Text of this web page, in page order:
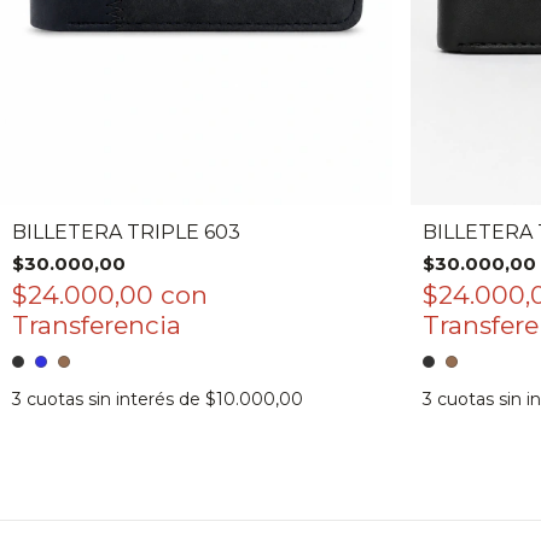
BILLETERA TRIPLE 603
$30.000,00
$24.000,00 con
3 cuotas sin interés de $10.000,00
BILLETERA
$30.000,00
3 cuotas sin